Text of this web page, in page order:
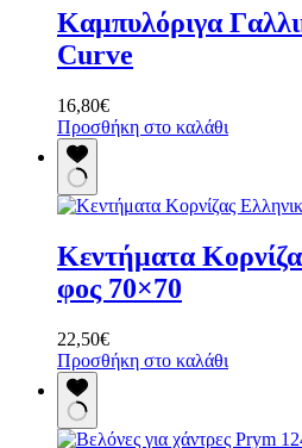
Καμπυλόριγα
Curve
16,80€
Προσθήκη στο καλάθι
Κεντήματα
φος 70×70
22,50€
Προσθήκη στο καλάθι